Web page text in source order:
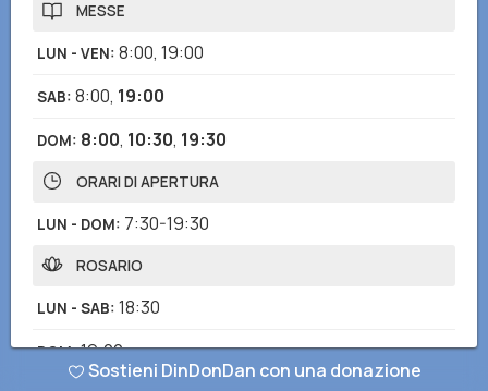
MESSE
LUN - VEN: 8:00, 19:00
SAB: 8:00, 19:00
DOM: 8:00, 10:30, 19:30
ORARI DI APERTURA
LUN - DOM: 7:30-19:30
ROSARIO
LUN - SAB: 18:30
DOM:19:00
Sostieni DinDonDan con una donazione